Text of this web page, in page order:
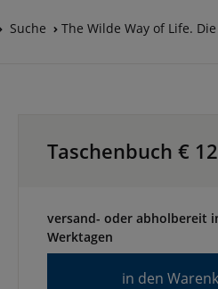
Suche The Wilde Way of Life.
Taschenbuch €
versand- oder abholbereit
Werktagen
in den